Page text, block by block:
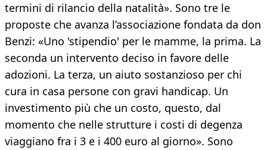
termini di rilancio della natalità». Sono tre le
proposte che avanza l’associazione fondata da don
Benzi: «Uno 'stipendio' per le mamme, la prima. La
seconda un intervento deciso in favore delle
adozioni. La terza, un aiuto sostanzioso per chi
cura in casa persone con gravi handicap. Un
investimento più che un costo, questo, dal
momento che nelle strutture i costi di degenza
viaggiano fra i 3 e i 400 euro al giorno». Sono